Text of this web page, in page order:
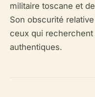
militaire toscane et
Son obscurité
ceux qui
authentiques.